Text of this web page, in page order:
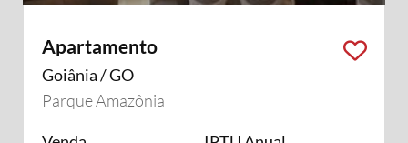
Apartamento
Goiânia / GO
Parque Amazônia